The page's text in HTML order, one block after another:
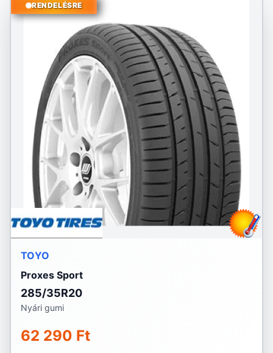
RENDELÉSRE
TOYO
Proxes Sport
285/35R20
Nyári gumi
62 290 Ft